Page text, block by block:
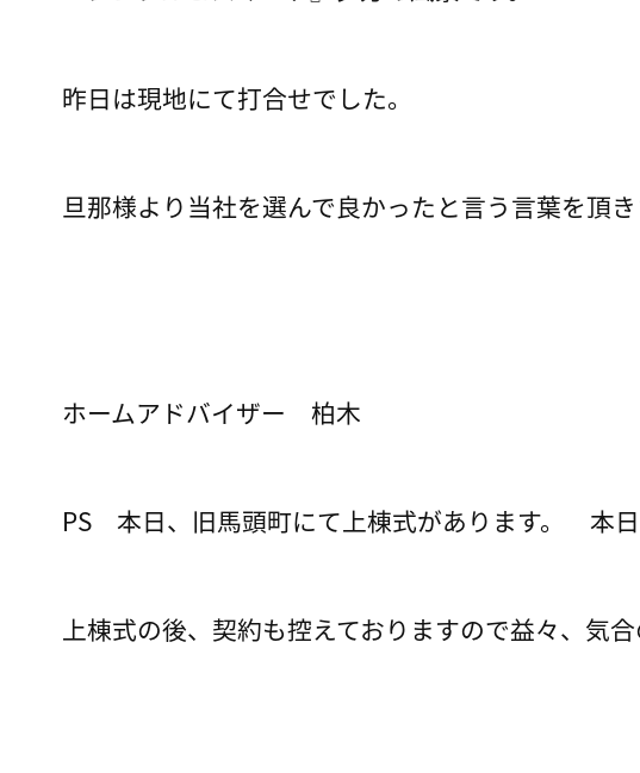
昨日は現地にて打合せでした。
旦那様より当社を選んで良かったと言う言葉を頂
ホームアドバイザー 柏木
PS 本日、旧馬頭町にて上棟式があります。
上棟式の後、契約も控えておりますので益々、気合